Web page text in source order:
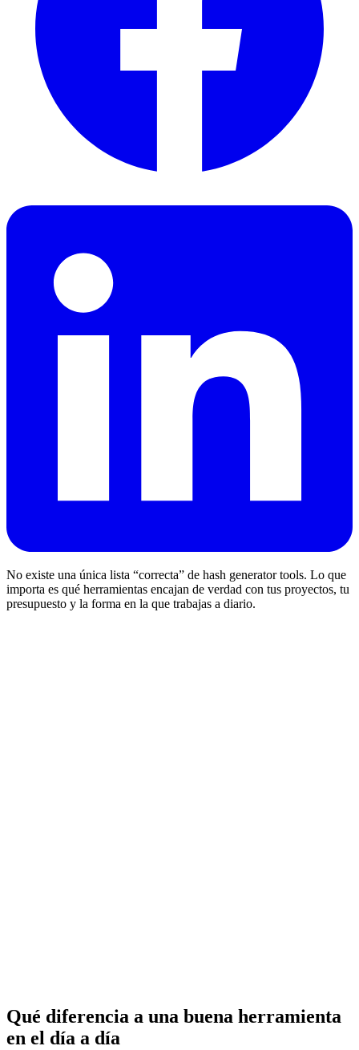
No existe una única lista “correcta” de hash generator tools. Lo que
importa es qué herramientas encajan de verdad con tus proyectos, tu
presupuesto y la forma en la que trabajas a diario.
Qué diferencia a una buena herramienta
en el día a día